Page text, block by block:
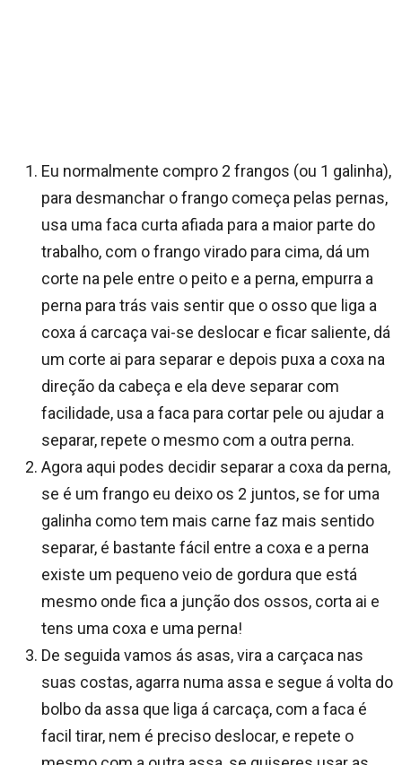
Eu normalmente compro 2 frangos (ou 1 galinha),
para desmanchar o frango começa pelas pernas,
usa uma faca curta afiada para a maior parte do
trabalho, com o frango virado para cima, dá um
corte na pele entre o peito e a perna, empurra a
perna para trás vais sentir que o osso que liga a
coxa á carcaça vai-se deslocar e ficar saliente, dá
um corte ai para separar e depois puxa a coxa na
direção da cabeça e ela deve separar com
facilidade, usa a faca para cortar pele ou ajudar a
separar, repete o mesmo com a outra perna.
Agora aqui podes decidir separar a coxa da perna,
se é um frango eu deixo os 2 juntos, se for uma
galinha como tem mais carne faz mais sentido
separar, é bastante fácil entre a coxa e a perna
existe um pequeno veio de gordura que está
mesmo onde fica a junção dos ossos, corta ai e
tens uma coxa e uma perna!
De seguida vamos ás asas, vira a carçaca nas
suas costas, agarra numa assa e segue á volta do
bolbo da assa que liga á carcaça, com a faca é
facil tirar, nem é preciso deslocar, e repete o